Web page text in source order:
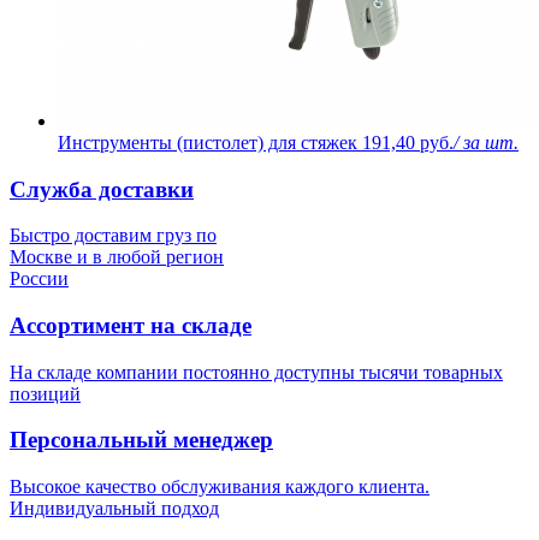
Инструменты (пистолет) для стяжек 191,40 руб./ за шт.
Служба доставки
Быстро доставим груз по
Москве и в любой регион
России
Ассортимент на складе
На складе компании постоянно доступны тысячи товарных
позиций
Персональный менеджер
Высокое качество обслуживания каждого клиента.
Индивидуальный подход